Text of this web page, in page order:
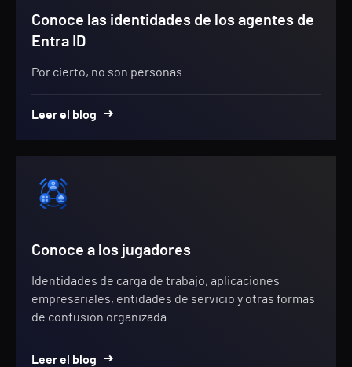
Conoce las identidades de los agentes de
Entra ID
Por cierto, no son personas
Leer el blog
Conoce a los jugadores
Identidades de carga de trabajo, aplicaciones
empresariales, entidades de servicio y otras formas
de confusión organizada
Leer el blog